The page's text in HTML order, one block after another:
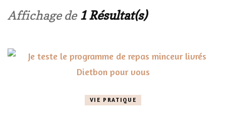
Affichage de 1 Résultat(s)
VIE PRATIQUE